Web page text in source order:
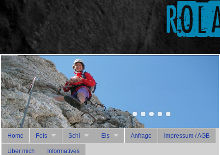
Österreich - Rätikon - Drusenfluh - Blodigrinne
Home Fels Schi Eis Anfrage Impressum / AGB
Über mich Informatives